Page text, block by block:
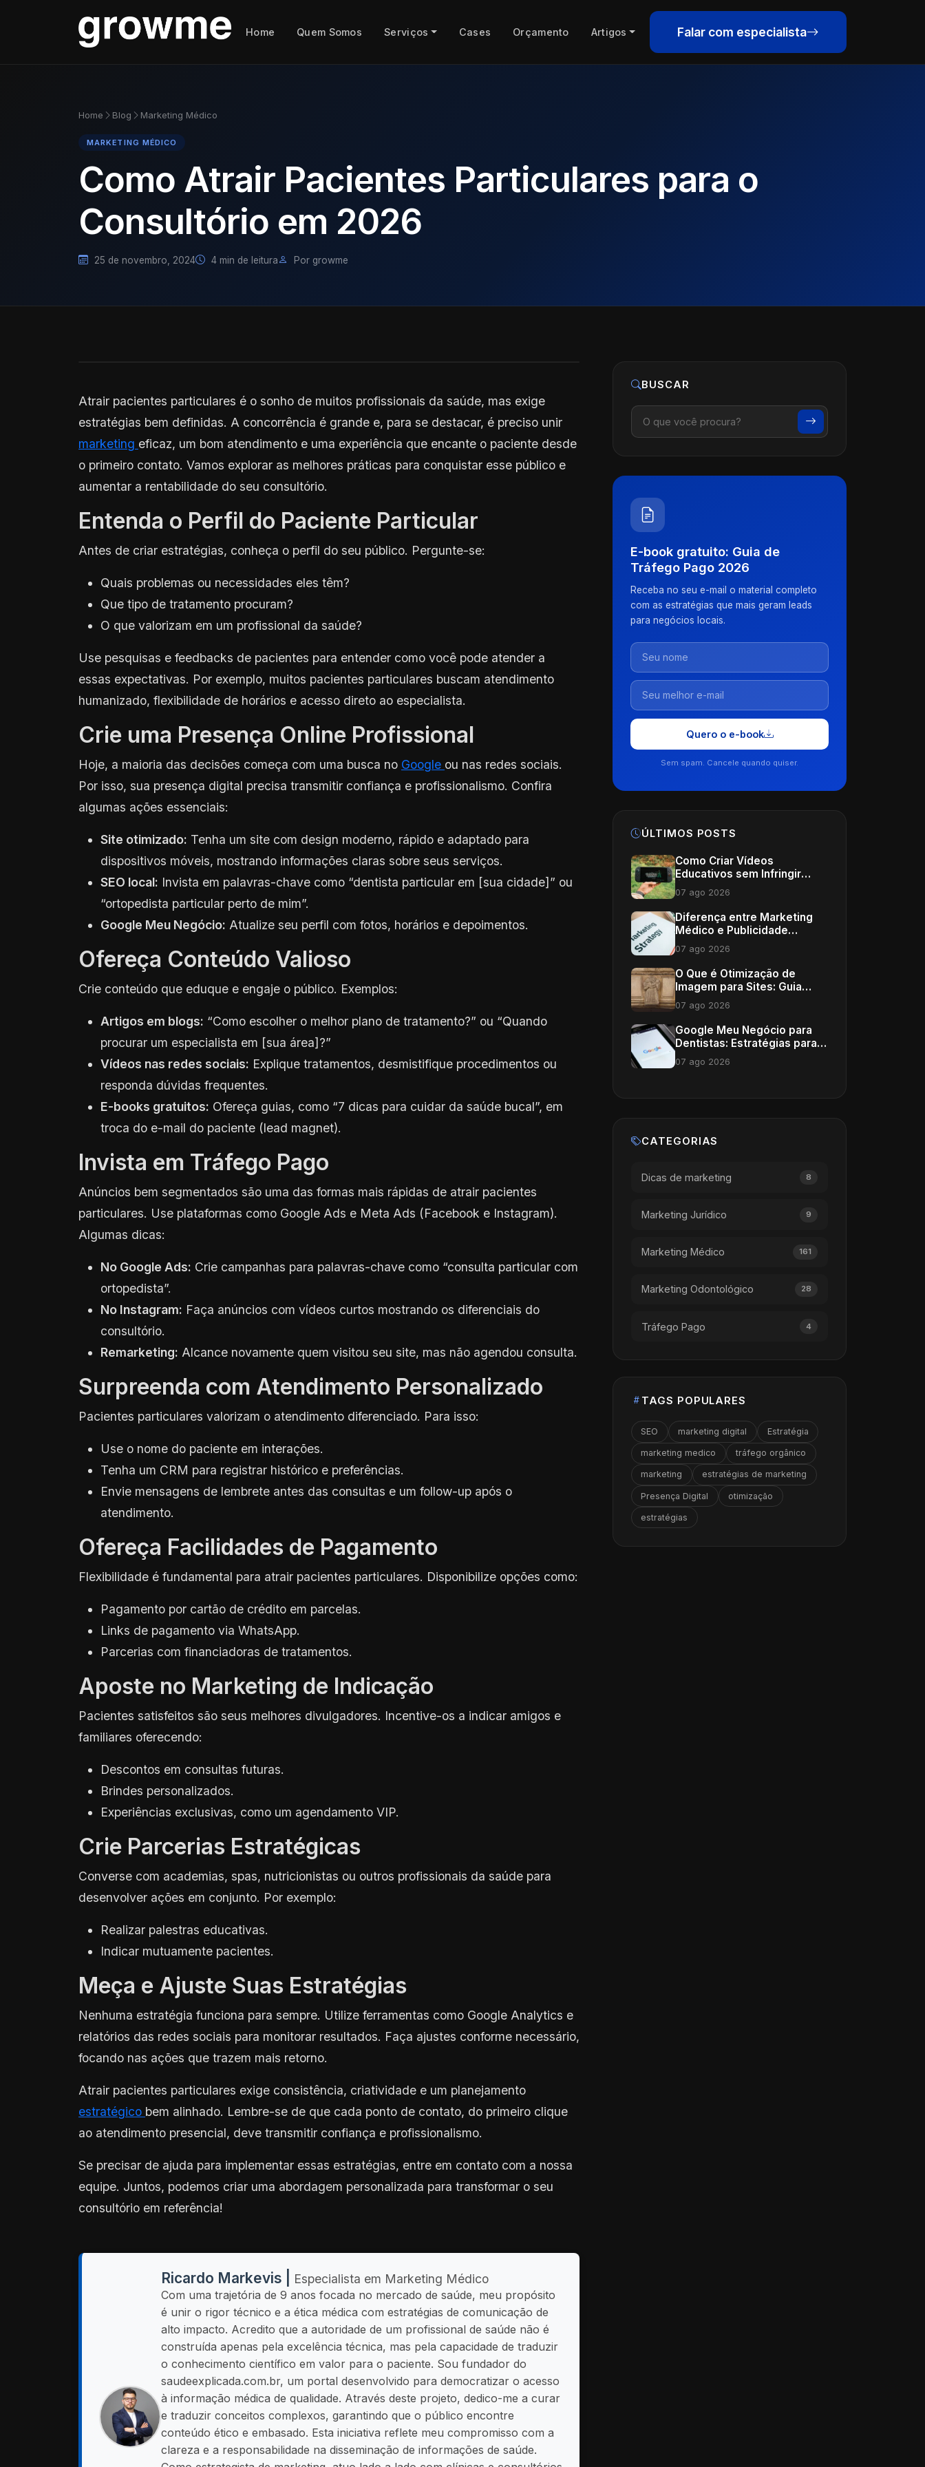
Home Quem Somos Serviços Cases Orçamento Artigos Falar com especialista
Home Blog Marketing Médico
MARKETING MÉDICO
Como Atrair Pacientes Particulares para o
Consultório em 2026
25 de novembro, 2024 4 min de leitura Por growme
Atrair pacientes particulares é o sonho de muitos profissionais da saúde, mas exige
estratégias bem definidas. A concorrência é grande e, para se destacar, é preciso unir
marketing eficaz, um bom atendimento e uma experiência que encante o paciente desde
o primeiro contato. Vamos explorar as melhores práticas para conquistar esse público e
aumentar a rentabilidade do seu consultório.
Entenda o Perfil do Paciente Particular
Antes de criar estratégias, conheça o perfil do seu público. Pergunte-se:
Quais problemas ou necessidades eles têm?
Que tipo de tratamento procuram?
O que valorizam em um profissional da saúde?
Use pesquisas e feedbacks de pacientes para entender como você pode atender a
essas expectativas. Por exemplo, muitos pacientes particulares buscam atendimento
humanizado, flexibilidade de horários e acesso direto ao especialista.
Crie uma Presença Online Profissional
Hoje, a maioria das decisões começa com uma busca no Google ou nas redes sociais.
Por isso, sua presença digital precisa transmitir confiança e profissionalismo. Confira
algumas ações essenciais:
Site otimizado: Tenha um site com design moderno, rápido e adaptado para
dispositivos móveis, mostrando informações claras sobre seus serviços.
SEO local: Invista em palavras-chave como “dentista particular em [sua cidade]” ou
“ortopedista particular perto de mim”.
Google Meu Negócio: Atualize seu perfil com fotos, horários e depoimentos.
Ofereça Conteúdo Valioso
Crie conteúdo que eduque e engaje o público. Exemplos:
Artigos em blogs: “Como escolher o melhor plano de tratamento?” ou “Quando
procurar um especialista em [sua área]?”
Vídeos nas redes sociais: Explique tratamentos, desmistifique procedimentos ou
responda dúvidas frequentes.
E-books gratuitos: Ofereça guias, como “7 dicas para cuidar da saúde bucal”, em
troca do e-mail do paciente (lead magnet).
Invista em Tráfego Pago
Anúncios bem segmentados são uma das formas mais rápidas de atrair pacientes
particulares. Use plataformas como Google Ads e Meta Ads (Facebook e Instagram).
Algumas dicas:
No Google Ads: Crie campanhas para palavras-chave como “consulta particular com
ortopedista”.
No Instagram: Faça anúncios com vídeos curtos mostrando os diferenciais do
consultório.
Remarketing: Alcance novamente quem visitou seu site, mas não agendou consulta.
Surpreenda com Atendimento Personalizado
Pacientes particulares valorizam o atendimento diferenciado. Para isso:
Use o nome do paciente em interações.
Tenha um CRM para registrar histórico e preferências.
Envie mensagens de lembrete antes das consultas e um follow-up após o
atendimento.
Ofereça Facilidades de Pagamento
Flexibilidade é fundamental para atrair pacientes particulares. Disponibilize opções como:
Pagamento por cartão de crédito em parcelas.
Links de pagamento via WhatsApp.
Parcerias com financiadoras de tratamentos.
Aposte no Marketing de Indicação
Pacientes satisfeitos são seus melhores divulgadores. Incentive-os a indicar amigos e
familiares oferecendo:
Descontos em consultas futuras.
Brindes personalizados.
Experiências exclusivas, como um agendamento VIP.
Crie Parcerias Estratégicas
Converse com academias, spas, nutricionistas ou outros profissionais da saúde para
desenvolver ações em conjunto. Por exemplo:
Realizar palestras educativas.
Indicar mutuamente pacientes.
Meça e Ajuste Suas Estratégias
Nenhuma estratégia funciona para sempre. Utilize ferramentas como Google Analytics e
relatórios das redes sociais para monitorar resultados. Faça ajustes conforme necessário,
focando nas ações que trazem mais retorno.
Atrair pacientes particulares exige consistência, criatividade e um planejamento
estratégico bem alinhado. Lembre-se de que cada ponto de contato, do primeiro clique
ao atendimento presencial, deve transmitir confiança e profissionalismo.
Se precisar de ajuda para implementar essas estratégias, entre em contato com a nossa
equipe. Juntos, podemos criar uma abordagem personalizada para transformar o seu
consultório em referência!
Ricardo Markevis | Especialista em Marketing Médico
Com uma trajetória de 9 anos focada no mercado de saúde, meu propósito
é unir o rigor técnico e a ética médica com estratégias de comunicação de
alto impacto. Acredito que a autoridade de um profissional de saúde não é
construída apenas pela excelência técnica, mas pela capacidade de traduzir
o conhecimento científico em valor para o paciente. Sou fundador do
saudeexplicada.com.br, um portal desenvolvido para democratizar o acesso
à informação médica de qualidade. Através deste projeto, dedico-me a curar
e traduzir conceitos complexos, garantindo que o público encontre
conteúdo ético e embasado. Esta iniciativa reflete meu compromisso com a
clareza e a responsabilidade na disseminação de informações de saúde.
BUSCAR
E-book gratuito: Guia de
Tráfego Pago 2026
Receba no seu e-mail o material completo
com as estratégias que mais geram leads
para negócios locais.
Quero o e-book
Sem spam. Cancele quando quiser.
ÚLTIMOS POSTS
Como Criar Vídeos
Educativos sem Infringir
Ética: Guia Completo para
Profissionais de Saúde
07 ago 2026
Diferença entre Marketing
Médico e Publicidade
Tradicional: Um Guia
Completo
07 ago 2026
O Que é Otimização de
Imagem para Sites: Guia
Completo para Clínicas e
Consultórios
07 ago 2026
Google Meu Negócio para
Dentistas: Estratégias para
Crescer
07 ago 2026
CATEGORIAS
Dicas de marketing 8
Marketing Jurídico 9
Marketing Médico 161
Marketing Odontológico 28
Tráfego Pago 4
TAGS POPULARES
SEO marketing digital Estratégia
marketing medico tráfego orgânico
marketing estratégias de marketing
Presença Digital otimização
estratégias